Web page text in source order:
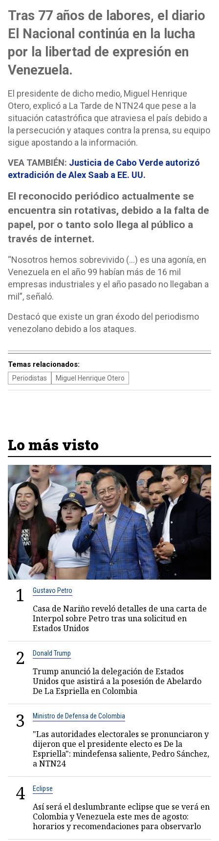
Tras 77 años de labores, el diario
El Nacional continúa en la lucha
por la libertad de expresión en
Venezuela.
El presidente de dicho medio, Miguel Henrique
Otero, explicó a La Tarde de NTN24 que pese a la
situación catastrófica que atraviesa el país debido a
la persecución y ataques contra la prensa, su equipo
sigue apostando a la información.
VEA TAMBIÉN: Justicia de Cabo Verde autorizó
extradición de Alex Saab a EE. UU.
El reconocido periódico actualmente se
encuentra sin rotativas, debido a la falta de
papel, por o tanto solo llega al público a
través de internet.
“Nosotros hemos sobrevivido (…) es una agonía, en
Venezuela en el año 99 habían más de 16 mil
empresas industriales y el año pasado no llegaban a
mil”, señaló.
Destacó que existe un gran éxodo del periodismo
venezolano debido a los ataques.
Temas relacionados:
Periodistas Miguel Henrique Otero
Lo más visto
1 Gustavo Petro
Casa de Nariño reveló detalles de una carta de
Interpol sobre Petro tras una solicitud en
Estados Unidos
2 Donald Trump
Trump anunció la delegación de Estados
Unidos que asistirá a la posesión de Abelardo
De La Espriella en Colombia
3 Ministro de Defensa de Colombia
"Las autoridades electorales se pronunciaron y
dijeron que el presidente electo es De la
Espriella": mindefensa saliente, Pedro Sánchez,
a NTN24
4 Eclipse
Así será el deslumbrante eclipse que se verá en
Colombia y Venezuela este mes de agosto:
horarios y recomendaciones para observarlo